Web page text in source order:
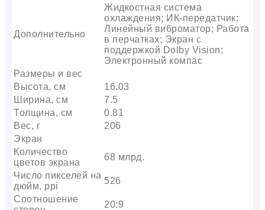
Дополнительно
Жидкостная система
охлаждения; ИК-передатчик;
Линейный виброматор; Работа
в перчатках; Экран с
поддержкой Dolby Vision;
Электронный компас
Размеры и вес
Высота, см
16.03
Ширина, см
7.5
Толщина, см
0.81
Вес, г
206
Экран
Количество
цветов экрана
68 млрд.
Число пикселей на
дюйм, ppi
526
Соотношение
20:9